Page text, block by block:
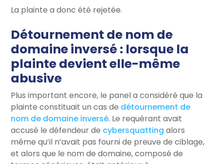
La plainte a donc été rejetée.
Détournement de nom de
domaine inversé : lorsque la
plainte devient elle-même
abusive
Plus important encore, le panel a considéré que la
plainte constituait un cas de détournement de
nom de domaine inversé. Le requérant avait
accusé le défendeur de cybersquatting alors
même qu’il n’avait pas fourni de preuve de ciblage,
et alors que le nom de domaine, composé de